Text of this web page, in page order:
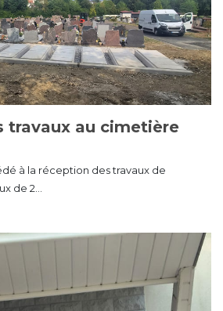
travaux au cimetière
à la réception des travaux de
de 2...